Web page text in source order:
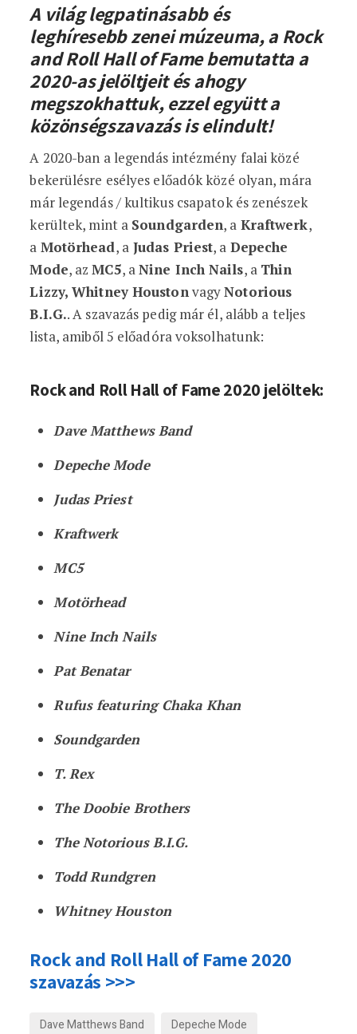
Megérkeztek a Rock and Roll Hall of
A világ legpatinásabb és
leghíresebb zenei múzeuma, a Rock
and Roll Hall of Fame bemutatta a
2020-as jelöltjeit és ahogy
megszokhattuk, ezzel együtt a
közönségszavazás is elindult!
A 2020-ban a legendás intézmény falai közé
bekerülésre esélyes előadók közé olyan, mára
már legendás / kultikus csapatok és zenészek
kerültek, mint a Soundgarden, a Kraftwerk,
a Motörhead, aJudas Priest, a Depeche
Mode, azMC5, aNine Inch Nails, a Thin
Lizzy, Whitney HoustonvagyNotorious
B.I.G.. A szavazás pedig már él, alább a teljes
lista, amiből 5 előadóra voksolhatunk:
Rock and Roll Hall of Fame 2020 jelöltek:
Dave Matthews Band
Depeche Mode
Judas Priest
Kraftwerk
MC5
Motörhead
Nine Inch Nails
Pat Benatar
Rufus featuring Chaka Khan
Soundgarden
T. Rex
The Doobie Brothers
The Notorious B.I.G.
Todd Rundgren
Whitney Houston
Rock and Roll Hall of Fame 2020
szavazás >>>
Dave Matthews Band
Depeche Mode